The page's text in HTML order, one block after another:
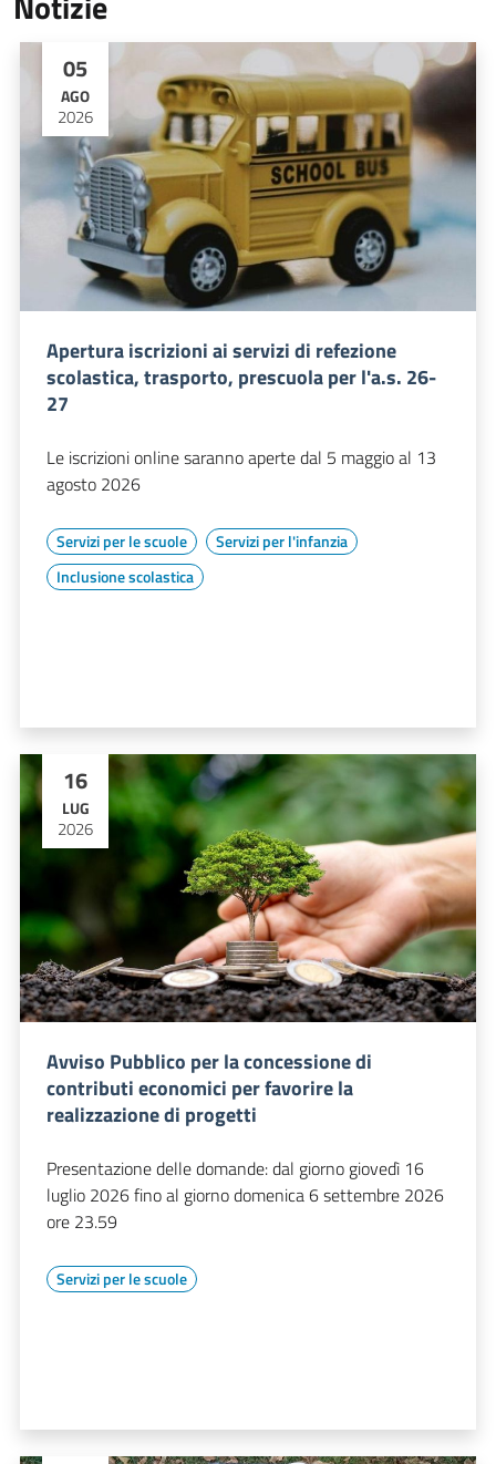
05
AGO
2026
Apertura iscrizioni ai servizi di refezione
scolastica, trasporto, prescuola per l'a.s. 26-
27
Le iscrizioni online saranno aperte dal 5 maggio al 13
agosto 2026
Servizi per le scuole
Servizi per l'infanzia
Inclusione scolastica
16
LUG
2026
Avviso Pubblico per la concessione di
contributi economici per favorire la
realizzazione di progetti
Presentazione delle domande: dal giorno giovedì 16
luglio 2026 fino al giorno domenica 6 settembre 2026
ore 23.59
Servizi per le scuole